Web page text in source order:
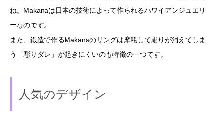
ね。Makanaは日本の技術によって作られるハワイアンジュエリ
ーなのです。
また、鍛造で作るMakanaのリングは摩耗して彫りが消えてしま
う「彫りダレ」が起きにくいのも特徴の一つです。
人気のデザイン